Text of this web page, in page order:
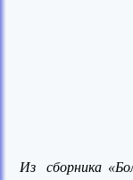
Из сборника